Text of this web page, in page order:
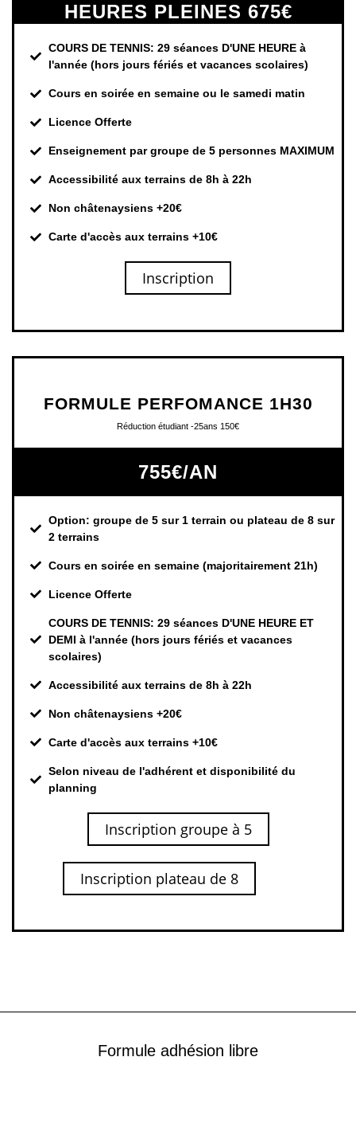
HEURES PLEINES 675€
COURS DE TENNIS: 29 séances D'UNE HEURE à
l'année (hors jours fériés et vacances scolaires)
Cours en soirée en semaine ou le samedi matin
Licence Offerte
Enseignement par groupe de 5 personnes MAXIMUM
Accessibilité aux terrains de 8h à 22h
Non châtenaysiens +20€
Carte d'accès aux terrains +10€
Inscription
FORMULE PERFOMANCE 1H30
Réduction étudiant -25ans 150€
755€/AN
Option: groupe de 5 sur 1 terrain ou plateau de 8 sur
2 terrains
Cours en soirée en semaine (majoritairement 21h)
Licence Offerte
COURS DE TENNIS: 29 séances D'UNE HEURE ET
DEMI à l'année (hors jours fériés et vacances
scolaires)
Accessibilité aux terrains de 8h à 22h
Non châtenaysiens +20€
Carte d'accès aux terrains +10€
Selon niveau de l'adhérent et disponibilité du
planning
Inscription groupe à 5
Inscription plateau de 8
Formule adhésion libre